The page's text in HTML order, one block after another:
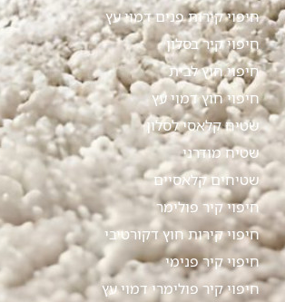
חיפוי קירות פנים דמוי עץ
חיפוי קיר בסלון
חיפוי חוץ לבית
חיפוי חוץ דמוי עץ
שטיח קלאסי לסלון
שטיח מודרני
שטיחים קלאסיים
חיפוי קיר פולימר
חיפוי קירות חוץ דקורטיבי
חיפוי קיר פנימי
חיפוי קיר פולימרי דמוי עץ